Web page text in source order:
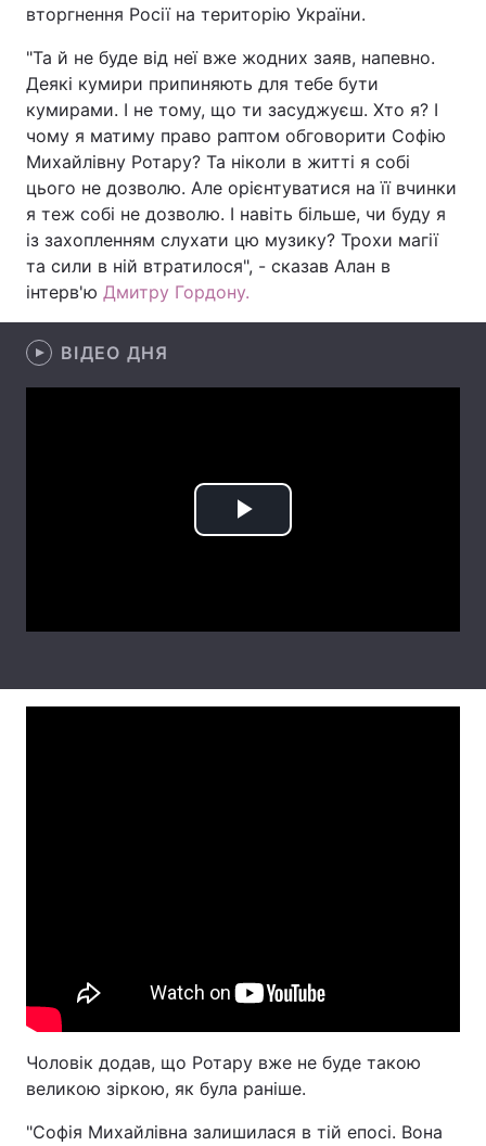
Техно і зв'язок Лайт
Зброя Інциденти
Здоров'я Туризм
Цікавинки Погода
Екологія Регіони
Відео з Youtube Статті
Інтерв'ю
вторгнення Росії на територію України.
"Та й не буде від неї вже жодних заяв, напевно.
Деякі кумири припиняють для тебе бути
кумирами. І не тому, що ти засуджуєш. Хто я? І
чому я матиму право раптом обговорити Софію
Михайлівну Ротару? Та ніколи в житті я собі
цього не дозволю. Але орієнтуватися на її вчинки
я теж собі не дозволю. І навіть більше, чи буду я
із захопленням слухати цю музику? Трохи магії
та сили в ній втратилося", - сказав Алан в
інтерв'ю Дмитру Гордону.
ВІДЕО ДНЯ
Play
Чоловік додав, що Ротару вже не буде такою
великою зіркою, як була раніше.
"Софія Михайлівна залишилася в тій епосі. Вона